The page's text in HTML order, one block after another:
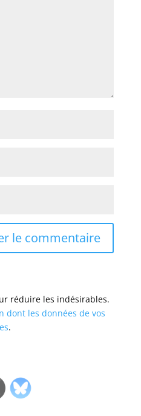
réduire les indésirables.
dont les données de vos
.